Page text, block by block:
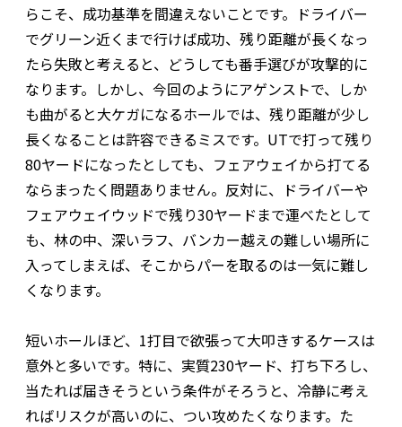
らこそ、成功基準を間違えないことです。ドライバー
でグリーン近くまで行けば成功、残り距離が長くなっ
たら失敗と考えると、どうしても番手選びが攻撃的に
なります。しかし、今回のようにアゲンストで、しか
も曲がると大ケガになるホールでは、残り距離が少し
長くなることは許容できるミスです。UTで打って残り
80ヤードになったとしても、フェアウェイから打てる
ならまったく問題ありません。反対に、ドライバーや
フェアウェイウッドで残り30ヤードまで運べたとして
も、林の中、深いラフ、バンカー越えの難しい場所に
入ってしまえば、そこからパーを取るのは一気に難し
くなります。
短いホールほど、1打目で欲張って大叩きするケースは
意外と多いです。特に、実質230ヤード、打ち下ろし、
当たれば届きそうという条件がそろうと、冷静に考え
ればリスクが高いのに、つい攻めたくなります。た